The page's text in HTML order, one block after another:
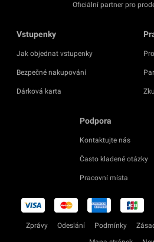
Oficiální partner pro
Vstupenky
Jak objednat vstupenky
Bezpečné nakupování
Dárková karta
Podpora
Kontaktujte nás
Často kladené otázky
Pracovní místa
Zprávy Odeslání Podmínky